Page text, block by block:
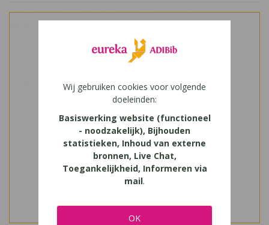
Wij gebruiken cookies voor volgende
doeleinden:
Basiswerking website (functioneel
- noodzakelijk), Bijhouden
statistieken, Inhoud van externe
bronnen, Live Chat,
Toegankelijkheid, Informeren via
mail.
OK